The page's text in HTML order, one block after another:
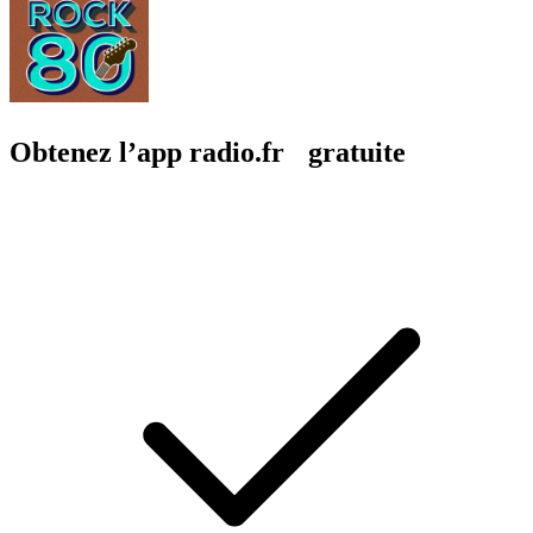
Obtenez l’app radio.fr gratuite